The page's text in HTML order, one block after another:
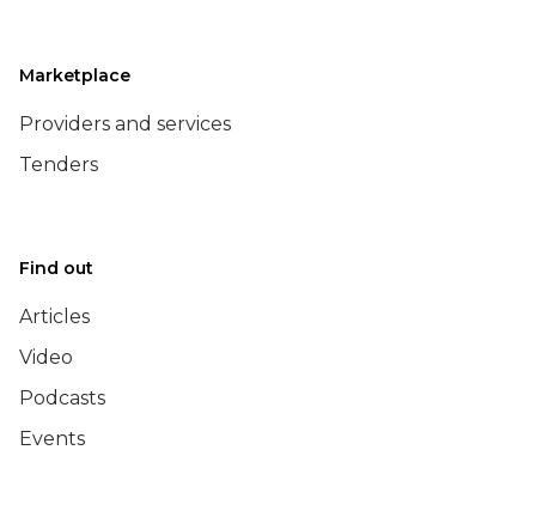
Marketplace
Providers and services
Tenders
Find out
Articles
Video
Podcasts
Events